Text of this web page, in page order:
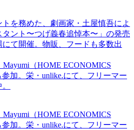
を務めた、劇画家・土屋慎吾によ
ント〜つげ義春追悼本〜」の発売
て開催。物販、フードも多数出
Mayumi（HOME ECONOMICS
加。栄・unlike.にて、フリーマー
Mayumi（HOME ECONOMICS
加。栄・unlike.にて、フリーマー